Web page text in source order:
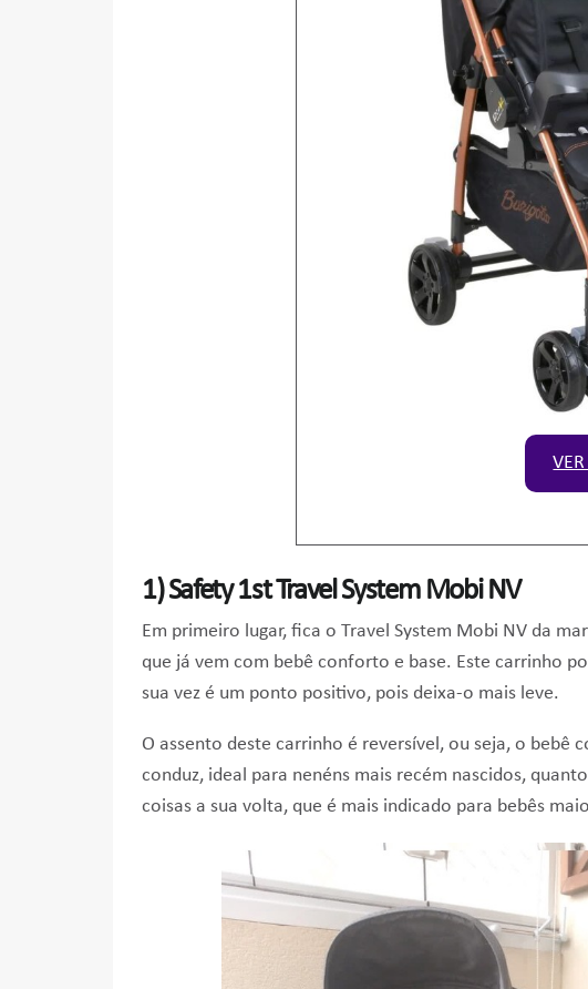
1)Safety 1st Travel System Mobi NV
Em primeiro lugar, fica o Travel System Mobi NV da
que já vem com bebê conforto e base. Este carrinho
sua vez é um ponto positivo, pois deixa-o mais leve.
O assento deste carrinho é reversível, ou seja, o bebê
conduz, ideal para nenéns mais recém nascidos,
coisas a sua volta, que é mais indicado para bebês